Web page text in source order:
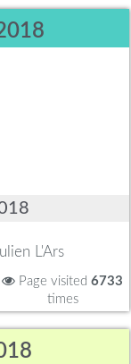
L'Ars
Page visited 6733
times